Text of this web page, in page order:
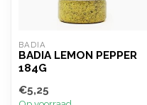
BADIA
BADIA LEMON PEPPER
184G
€5,25